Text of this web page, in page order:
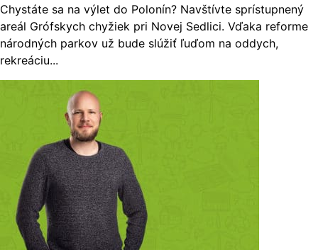
Chystáte sa na výlet do Polonín? Navštívte sprístupnený
areál Grófskych chyžiek pri Novej Sedlici. Vďaka reforme
národných parkov už bude slúžiť ľuďom na oddych,
rekreáciu...